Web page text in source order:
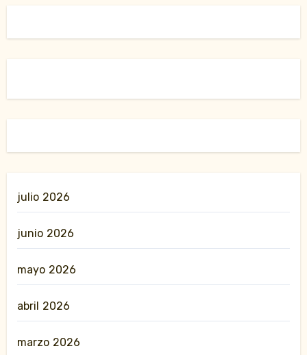
julio 2026
junio 2026
mayo 2026
abril 2026
marzo 2026